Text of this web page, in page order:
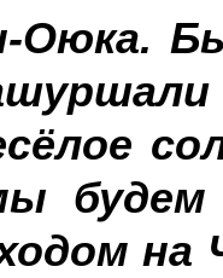
Оюка.
на